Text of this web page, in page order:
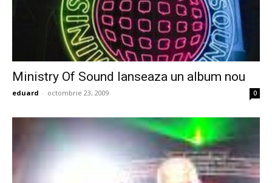
Ministry Of Sound lanseaza un album nou
eduard - octombrie 23, 2009 0